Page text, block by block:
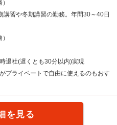
習や冬期講習の勤務。年間30～40日
退社(遅くとも30分以内)実現
プライベートで自由に使えるのもおす
を見る